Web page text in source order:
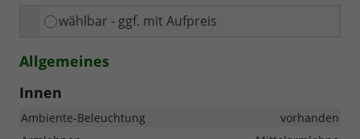
wählbar - ggf. mit Aufpreis
Allgemeines
Innen
Ambiente-Beleuchtung
vorhanden